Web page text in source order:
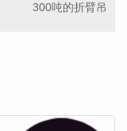
300吨的折臂吊